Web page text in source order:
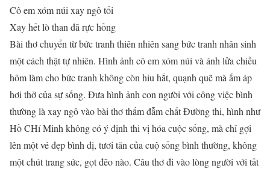
Cô em xóm núi xay ngô tối
Xay hết lò than đã rực hồng
Bài thơ chuyển từ bức tranh thiên nhiên sang bức tranh nhân sinh
một cách thật tự nhiên. Hình ảnh cô em xóm núi và ánh lửa chiều
hôm làm cho bức tranh không còn hiu hắt, quạnh quẽ mà ấm áp
hơi thở của sự sống. Đưa hình ảnh con người với công việc bình
thường là xay ngô vào bài thơ thấm đẫm chất Đường thi, hình như
Hồ CHí Minh không có ý định thi vị hóa cuộc sống, mà chỉ gợi
lên một vẻ đẹp bình dị, tươi tăn của cuộ sống bình thường, không
một chút trang sức, gọt đẽo nào. Câu thơ đi vào lòng người với tất